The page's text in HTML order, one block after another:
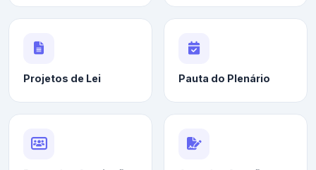
Projetos de Lei Pauta do Plenário